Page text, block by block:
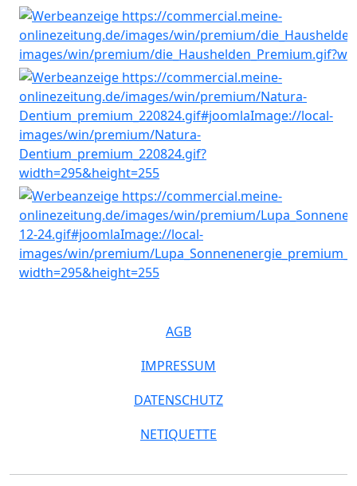
AGB
IMPRESSUM
DATENSCHUTZ
NETIQUETTE